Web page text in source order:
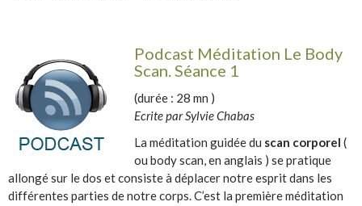
Podcast Méditation Le Body
Scan. Séance 1
(durée : 28 mn )
Ecrite par Sylvie Chabas
La méditation guidée du scan corporel (
ou body scan, en anglais ) se pratique
allongé sur le dos et consiste à déplacer notre esprit dans les
différentes parties de notre corps. C’est la première méditation